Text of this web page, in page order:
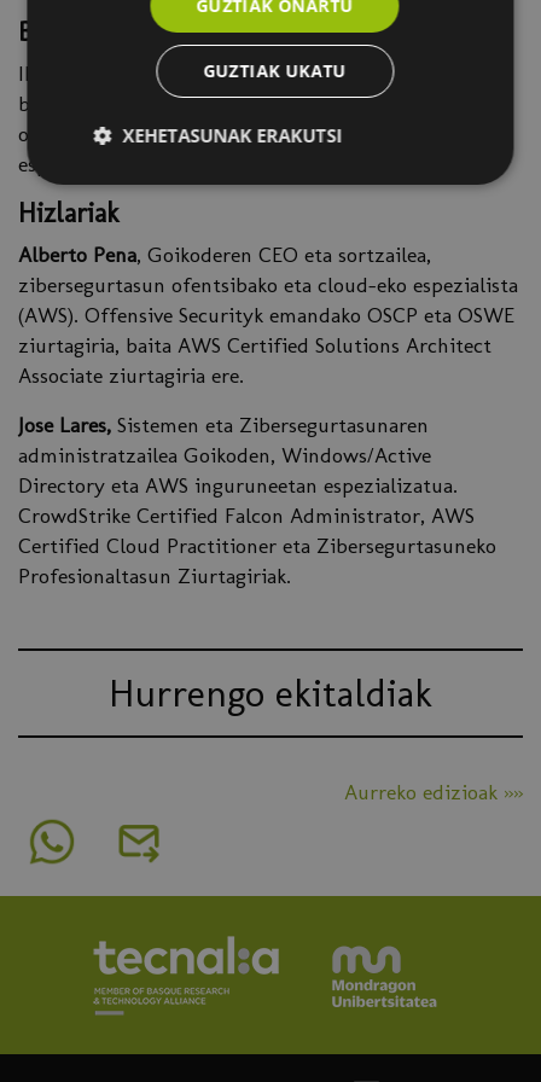
Baldintzak
Ikastaroa behar bezala jarraitu ahal izateko,
beharrezkoa da sareen eta Windows sistemen
oinarrizko ezagutzak izatea eta eraso-segurtasunean
esperientzia izatea.
Hizlariak
Alberto Pena, Goikoderen CEO eta sortzailea,
zibersegurtasun ofentsibako eta cloud-eko espezialista
(AWS). Offensive Securityk emandako OSCP eta OSWE
ziurtagiria, baita AWS Certified Solutions Architect
Associate ziurtagiria ere.
Jose Lares, Sistemen eta Zibersegurtasunaren
administratzailea Goikoden, Windows/Active
Directory eta AWS inguruneetan espezializatua.
CrowdStrike Certified Falcon Administrator, AWS
Certified Cloud Practitioner eta Zibersegurtasuneko
Profesionaltasun Ziurtagiriak.
Hurrengo ekitaldiak
Aurreko edizioak »»
GUZTIAK ONARTU
GUZTIAK UKATU
XEHETASUNAK ERAKUTSI